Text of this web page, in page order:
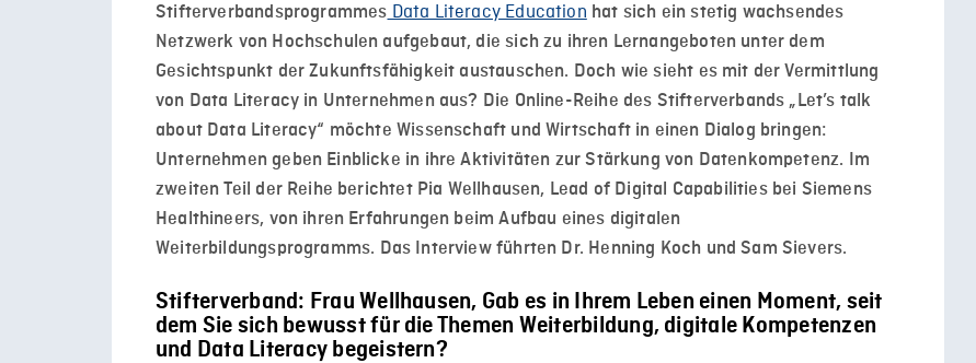
Stifterverbandsprogrammes Data Literacy Education hat sich ein stetig wachsendes
Netzwerk von Hochschulen aufgebaut, die sich zu ihren Lernangeboten unter dem
Gesichtspunkt der Zukunftsfähigkeit austauschen. Doch wie sieht es mit der Vermittlung
von Data Literacy in Unternehmen aus? Die Online-Reihe des Stifterverbands „Let’s talk
about Data Literacy“ möchte Wissenschaft und Wirtschaft in einen Dialog bringen:
Unternehmen geben Einblicke in ihre Aktivitäten zur Stärkung von Datenkompetenz. Im
zweiten Teil der Reihe berichtet Pia Wellhausen, Lead of Digital Capabilities bei Siemens
Healthineers, von ihren Erfahrungen beim Aufbau eines digitalen
Weiterbildungsprogramms. Das Interview führten Dr. Henning Koch und Sam Sievers.
Stifterverband: Frau Wellhausen, Gab es in Ihrem Leben einen Moment, seit
dem Sie sich bewusst für die Themen Weiterbildung, digitale Kompetenzen
und Data Literacy begeistern?